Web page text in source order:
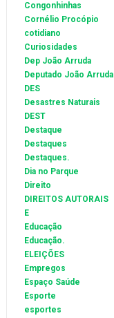
Congonhinhas
Cornélio Procópio
cotidiano
Curiosidades
Dep João Arruda
Deputado João Arruda
DES
Desastres Naturais
DEST
Destaque
Destaques
Destaques.
Dia no Parque
Direito
DIREITOS AUTORAIS
E
Educação
Educação.
ELEIÇÕES
Empregos
Espaço Saúde
Esporte
esportes